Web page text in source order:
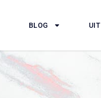
BLOG